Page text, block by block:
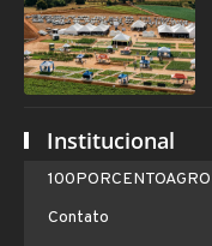
Institucional
100PORCENTOAGRO
Contato